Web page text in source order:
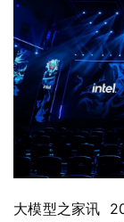
大模型之家讯